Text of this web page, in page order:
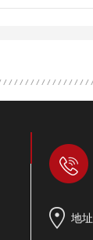
地